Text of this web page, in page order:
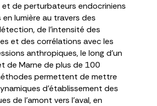
de perturbateurs endocriniens
lumière au travers des
de l’intensité des
et des corrélations avec les
anthropiques, le long d’un
de Marne de plus de 100
permettent de mettre
d’établissement des
de l’amont vers l’aval, en